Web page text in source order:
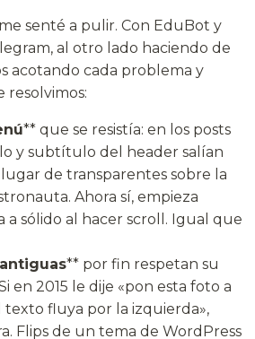
senté a pulir. Con EduBot y
al otro lado haciendo de
acotando cada problema y
resolvimos:
** que se resistía: en los posts
y subtítulo del header salían
de transparentes sobre la
Ahora sí, empieza
a sólido al hacer scroll. Igual que
** por fin respetan su
en 2015 le dije «pon esta foto a
texto fluya por la izquierda»,
Flips de un tema de WordPress